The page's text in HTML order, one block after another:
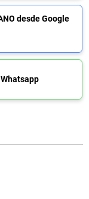
desde Google